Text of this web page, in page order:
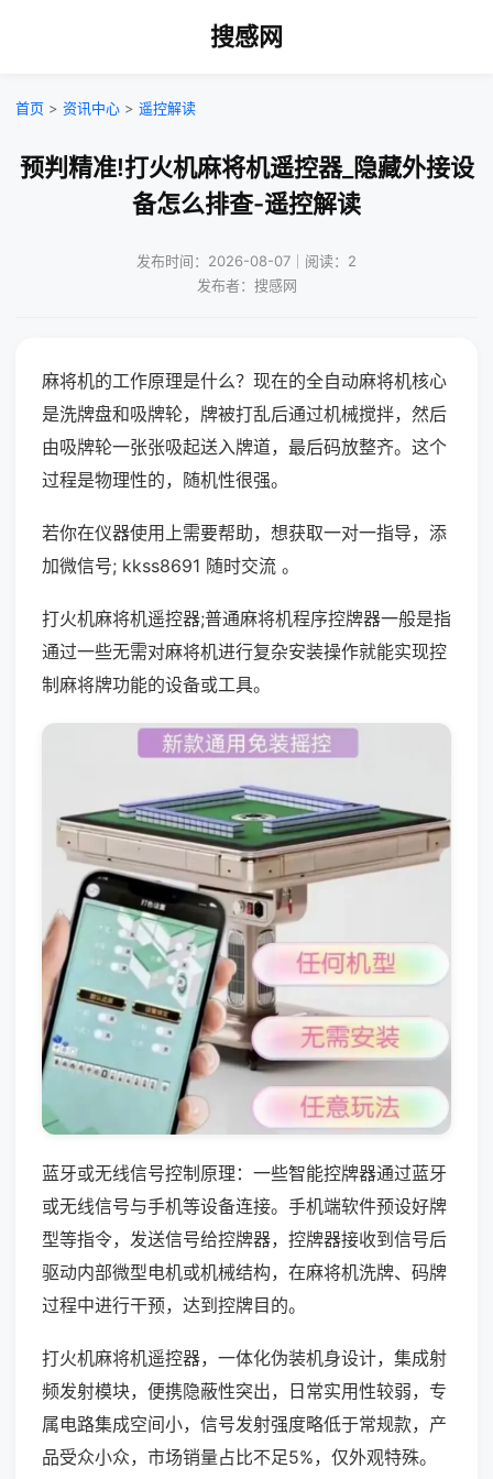
搜感网
首页 > 资讯中心 > 遥控解读
预判精准!打火机麻将机遥控器_隐藏外接设
备怎么排查-遥控解读
发布时间：2026-08-07｜阅读：2
发布者：搜感网
麻将机的工作原理是什么？现在的全自动麻将机核心
是洗牌盘和吸牌轮，牌被打乱后通过机械搅拌，然后
由吸牌轮一张张吸起送入牌道，最后码放整齐。这个
过程是物理性的，随机性很强。
若你在仪器使用上需要帮助，想获取一对一指导，添
加微信号; kkss8691 随时交流 。
打火机麻将机遥控器;普通麻将机程序控牌器一般是指
通过一些无需对麻将机进行复杂安装操作就能实现控
制麻将牌功能的设备或工具。
蓝牙或无线信号控制原理：一些智能控牌器通过蓝牙
或无线信号与手机等设备连接。手机端软件预设好牌
型等指令，发送信号给控牌器，控牌器接收到信号后
驱动内部微型电机或机械结构，在麻将机洗牌、码牌
过程中进行干预，达到控牌目的。
打火机麻将机遥控器，一体化伪装机身设计，集成射
频发射模块，便携隐蔽性突出，日常实用性较弱，专
属电路集成空间小，信号发射强度略低于常规款，产
品受众小众，市场销量占比不足5%，仅外观特殊。